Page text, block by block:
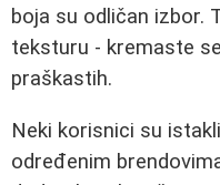
boja su odličan izbor.
teksturu - kremaste
praškastih.
Neki korisnici su
određenim